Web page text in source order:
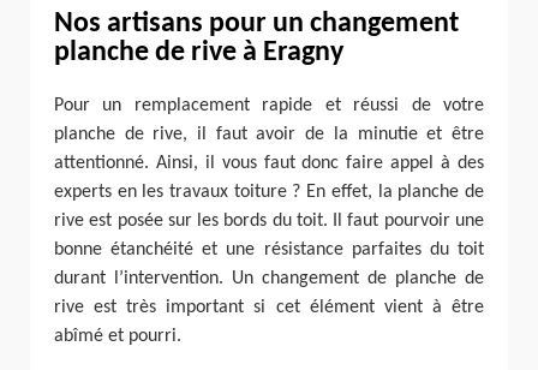
Nos artisans pour un changement
planche de rive à Eragny
Pour un remplacement rapide et réussi de votre
planche de rive, il faut avoir de la minutie et être
attentionné. Ainsi, il vous faut donc faire appel à des
experts en les travaux toiture ? En effet, la planche de
rive est posée sur les bords du toit. Il faut pourvoir une
bonne étanchéité et une résistance parfaites du toit
durant l’intervention. Un changement de planche de
rive est très important si cet élément vient à être
abîmé et pourri.